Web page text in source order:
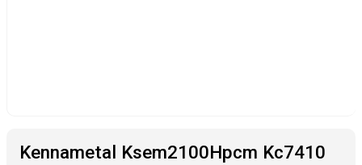
Kennametal Ksem2100Hpcm Kc7410